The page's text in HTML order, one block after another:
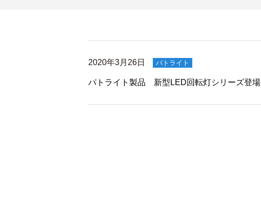
2020年3月26日 パトライト
パトライト製品 新型LED回転灯シリーズ登場